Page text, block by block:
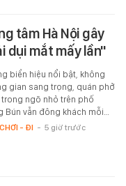
tâm Hà Nội gây
dụi mắt mấy lần"
biển hiệu nổi bật, không
gian sang trọng, quán phở
trong ngõ nhỏ trên phố
Bún vẫn đông khách mỗi…
- ĐI - 5 giờ trước